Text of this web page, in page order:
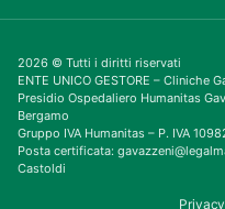
2026 © Tutti i diritti riservati
ENTE UNICO GESTORE – Cliniche
Presidio Ospedaliero Humanitas
Bergamo
Gruppo IVA Humanitas – P. IVA
Posta certificata:
Castoldi